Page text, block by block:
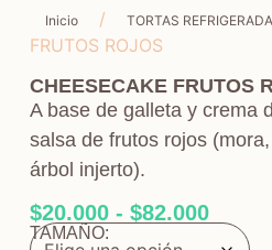
Inicio / TORTAS
FRUTOS ROJOS
CHEESECAKE FRUTOS
A base de galleta y crema
salsa de frutos rojos
árbol injerto).
$20.000 - $82.000
TAMAÑO: